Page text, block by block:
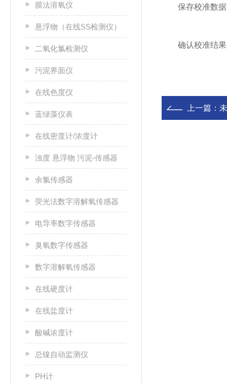
膜法溶氧仪
悬浮物（在线SS检测仪）
二氧化氯检测仪
污泥界面仪
在线色度仪
蓝绿藻仪表
在线密度计/浓度计
浊度 悬浮物 污泥-传感器
余氯传感器
荧光法数字溶解氧传感器
电导率数字传感器
臭氧数字传感器
数字溶解氧传感器
在线硬度计
在线盐度计
酸碱浓度计
总镍自动监测仪
PH计
保存校准数据‌
确认校准结果‌
上一篇： 未